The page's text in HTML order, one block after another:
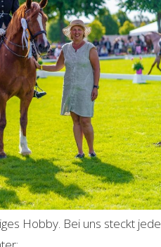
Hobby. Bei uns steckt jede